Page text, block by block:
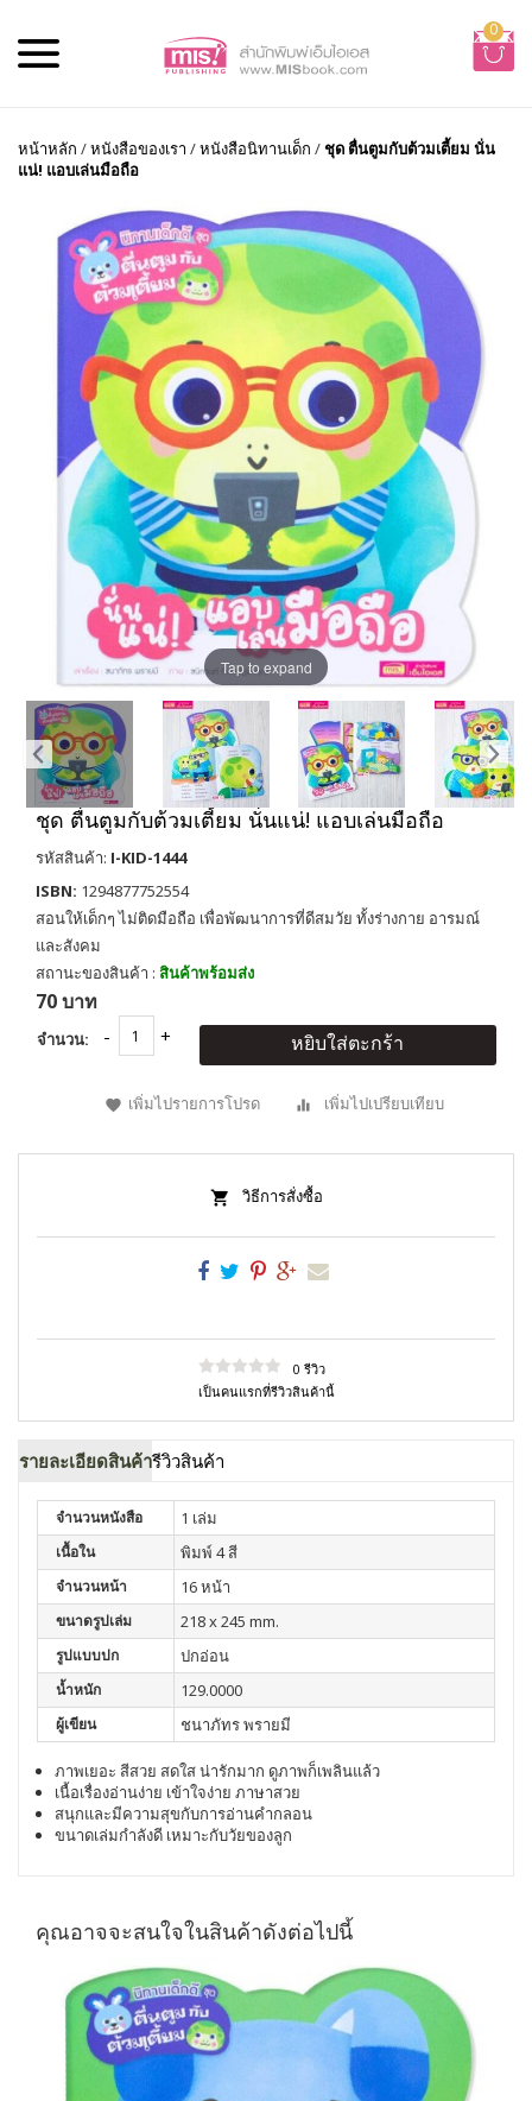
0
หน้าหลัก /หนังสือของเรา /หนังสือนิทานเด็ก / ชุด ตื่นตูมกับต้วมเตี้ยม นั่น
แน่! แอบเล่นมือถือ
Tap to expand
ชุด ตื่นตูมกับต้วมเตี้ยม นั่นแน่! แอบเล่นมือถือ
รหัสสินค้า: I-KID-1444
ISBN: 1294877752554
สอนให้เด็กๆ ไม่ติดมือถือ เพื่อพัฒนาการที่ดีสมวัย ทั้งร่างกาย อารมณ์
และสังคม
สถานะของสินค้า : สินค้าพร้อมส่ง
70 บาท
จำนวน: หยิบใส่ตะกร้า
เพิ่มไปรายการโปรด เพิ่มไปเปรียบเทียบ
วิธีการสั่งซื้อ
0 รีวิว
เป็นคนแรกที่รีวิวสินค้านี้
รายละเอียดสินค้ารีวิวสินค้า
จำนวนหนังสือ 1 เล่ม
เนื้อใน พิมพ์ 4 สี
จำนวนหน้า 16 หน้า
ขนาดรูปเล่ม 218 x 245 mm.
รูปแบบปก ปกอ่อน
น้ำหนัก 129.0000
ผู้เขียน ชนาภัทร พรายมี
ภาพเยอะ สีสวย สดใส น่ารักมาก ดูภาพก็เพลินแล้ว
เนื้อเรื่องอ่านง่าย เข้าใจง่าย ภาษาสวย
สนุกและมีความสุขกับการอ่านคำกลอน
ขนาดเล่มกำลังดี เหมาะกับวัยของลูก
คุณอาจจะสนใจในสินค้าดังต่อไปนี้